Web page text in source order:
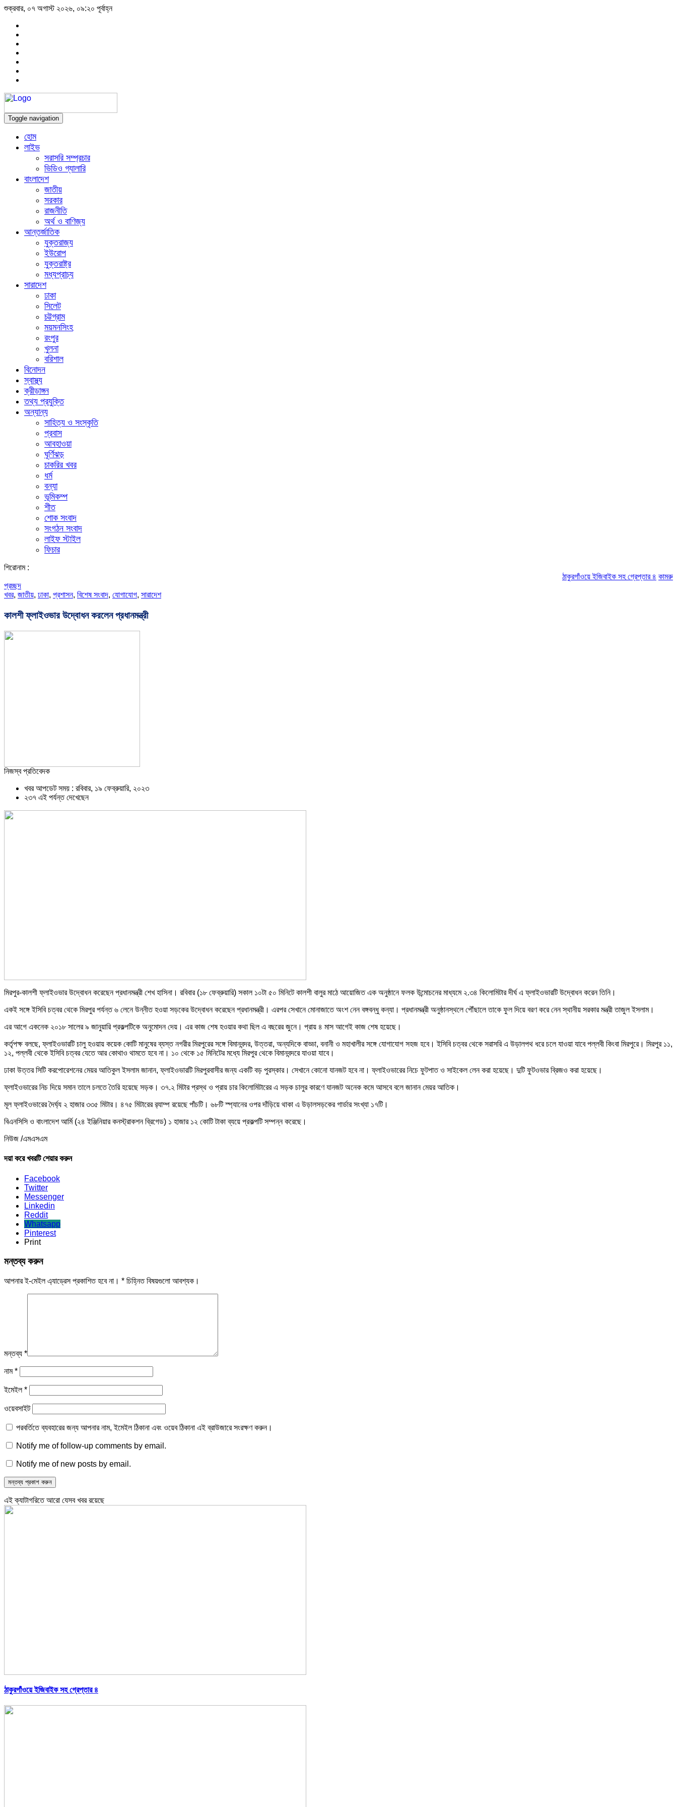
শুক্রবার, ০৭ অগাস্ট ২০২৬, ০৯:২০ পূর্বাহ্ন
Toggle navigation
হোম
লাইভ
সরাসরি সম্প্রচার
ভিডিও গ্যালারি
বাংলাদেশ
জাতীয়
সরকার
রাজনীতি
অর্থ ও বাণিজ্য
আন্তর্জাতিক
যুক্তরাজ্য
ইউরোপ
যুক্তরাষ্ট্র
মধ্যপ্রাচ্য
সারাদেশ
ঢাকা
সিলেট
চট্টগ্রাম
ময়মনসিংহ
রংপুর
খুলনা
বরিশাল
বিনোদন
স্বাস্থ্য
ক্রীড়াঙ্গন
তথ্য প্রযুক্তি
অন্যান্য
সাহিত্য ও সংস্কৃতি
প্রবাস
আবহাওয়া
ঘূর্ণিঝড়
চাকরির খবর
ধর্ম
বন্যা
ভূমিকম্প
শীত
শোক সংবাদ
সংগঠন সংবাদ
লাইফ স্টাইল
ফিচার
শিরোনাম :
ঠাকুরগাঁওয়ে ইজিবাইক সহ গ্রেপ্তার ৪ কামরুল-জসিম
প্রচ্ছদ
খবর, জাতীয়, ঢাকা, প্রশাসন, বিশেষ সংবাদ, যোগাযোগ, সারাদেশ
কালশী ফ্লাইওভার উদ্বোধন করলেন প্রধানমন্ত্রী
নিজস্ব প্রতিবেদক
খবর আপডেট সময় : রবিবার, ১৯ ফেব্রুয়ারি, ২০২৩
২৩৭ এই পর্যন্ত দেখেছেন
মিরপুর-কালশী ফ্লাইওভার উদ্বোধন করেছেন প্রধানমন্ত্রী শেখ হাসিনা। রবিবার (১৮ ফেব্রুয়ারি) সকাল ১০টা ৫০ মিনিটে কালশী বালুর মাঠে আয়োজিত এক অনুষ্ঠানে ফলক উন্মোচনের মাধ্যমে ২.৩৪ কিলোমিটার দীর্ঘ এ ফ্লাইওভারটি উদ্বোধন করেন তিনি।
একই সঙ্গে ইসিবি চত্বর থেকে মিরপুর পর্যন্ত ৬ লেনে উন্নীত হওয়া সড়কের উদ্বোধন করেছেন প্রধানমন্ত্রী। এরপর সেখানে মোনাজাতে অংশ নেন বঙ্গবন্ধু কন্যা। প্রধানমন্ত্রী অনুষ্ঠানস্থলে পৌঁছালে তাকে ফুল দিয়ে বরণ করে নেন স্থানীয় সরকার মন্ত্রী তাজুল ইসলাম।
এর আগে একনেক ২০১৮ সালের ৯ জানুয়ারি প্রকল্পটিকে অনুমোদন দেয়। এর কাজ শেষ হওয়ার কথা ছিল এ বছরের জুনে। প্রায় ৪ মাস আগেই কাজ শেষ হয়েছে।
কর্তৃপক্ষ বলছে, ফ্লাইওভারটি চালু হওয়ায় কয়েক কোটি মানুষের ব্যস্ত নগরীর মিরপুরের সঙ্গে বিমানবন্দর, উত্তরা, অন্যদিকে বাড্ডা, বনানী ও মহাখালীর সঙ্গে যোগাযোগ সহজ হবে। ইসিবি চত্বর থেকে সরাসরি এ উড়ালপথ ধরে চলে যাওয়া যাবে পল্লবী কিংবা মিরপুরে। মিরপুর ১১,
১২, পল্লবী থেকে ইসিবি চত্বর যেতে আর কোথাও থামতে হবে না। ১০ থেকে ১৫ মিনিটের মধ্যে মিরপুর থেকে বিমানবন্দরে যাওয়া যাবে।
ঢাকা উত্তর সিটি করপোরেশনের মেয়র আতিকুল ইসলাম জানান, ফ্লাইওভারটি মিরপুরবাসীর জন্য একটি বড় পুরস্কার। সেখানে কোনো যানজট হবে না। ফ্লাইওভারের নিচে ফুটপাত ও সাইকেল লেন করা হয়েছে। দুটি ফুটওভার ব্রিজও করা হয়েছে।
ফ্লাইওভারের নিচ দিয়ে সমান তালে চলতে তৈরি হয়েছে সড়ক। ৩৭.২ মিটার প্রস্থ ও প্রায় চার কিলোমিটারের এ সড়ক চালুর কারণে যানজট অনেক কমে আসবে বলে জানান মেয়র আতিক।
মূল ফ্লাইওভারের দৈর্ঘ্য ২ হাজার ৩৩৫ মিটার। ৪৭৫ মিটারের র‌্যাম্প রয়েছে পাঁচটি। ৬৮টি স্প্যানের ওপর দাঁড়িয়ে থাকা এ উড়ালসড়কের গার্ডার সংখ্যা ১৭টি।
বিএনসিসি ও বাংলাদেশ আর্মি (২৪ ইঞ্জিনিয়ার কনস্ট্রাকশন ব্রিগেড) ১ হাজার ১২ কোটি টাকা ব্যয়ে প্রকল্পটি সম্পন্ন করেছে।
নিউজ /এমএসএম
দয়া করে খবরটি শেয়ার করুন
Facebook
Twitter
Messenger
Linkedin
Reddit
Whatsapp
Pinterest
Print
মন্তব্য করুন
আপনার ই-মেইল এ্যাড্রেস প্রকাশিত হবে না। * চিহ্নিত বিষয়গুলো আবশ্যক।
মন্তব্য *
নাম*
ইমেইল*
ওয়েবসাইট
পরবর্তিতে ব্যবহারের জন্য আপনার নাম, ইমেইল ঠিকানা এবং ওয়েব ঠিকানা এই ব্রাউজারে সংরক্ষণ করুন।
Notify me of follow-up comments by email.
Notify me of new posts by email.
এই ক্যাটাগরিতে আরো যেসব খবর রয়েছে
ঠাকুরগাঁওয়ে ইজিবাইক সহ গ্রেপ্তার ৪